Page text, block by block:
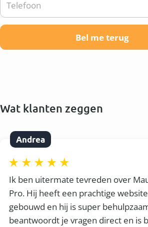
Wat klanten zeggen
Andrea
Ik ben uitermate tevreden over
Pro. Hij heeft een prachtige
gebouwd en hij is super
beantwoordt je vragen direct en is